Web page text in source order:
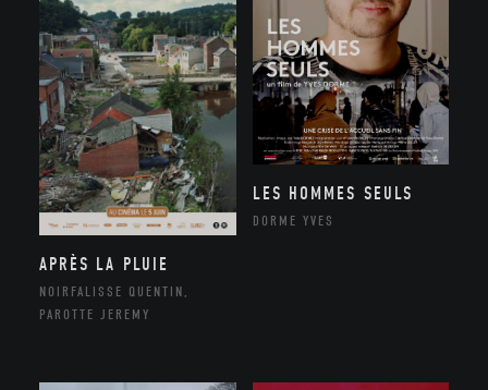
APRÈS LA PLUIE
NOIRFALISSE QUENTIN,
PAROTTE JEREMY
LES HOMMES SEULS
DORME YVES